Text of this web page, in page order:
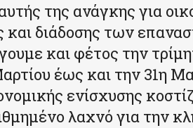
της ανάγκης για
και διάδοσης των
και φέτος την
έως και την 31η
ενίσχυσης
λαχνό για την